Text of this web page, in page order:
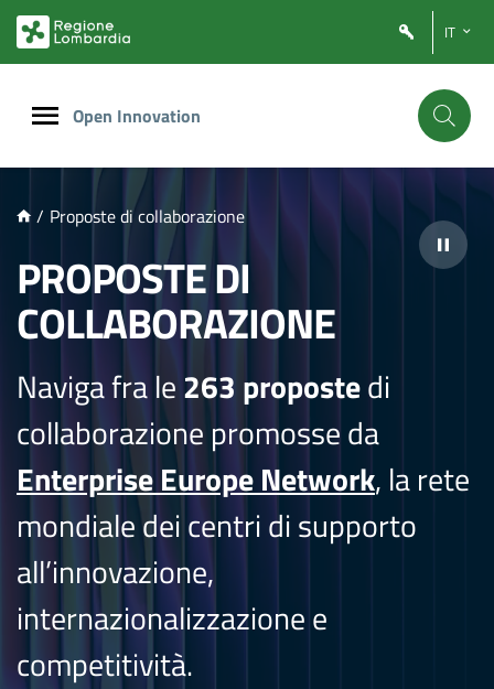
PRINCIPALE
IT
Open Innovation
/ Proposte di collaborazione
PROPOSTE DI
COLLABORAZIONE
Naviga fra le263 propostedi
collaborazione promosse da
Enterprise Europe Network, la rete
mondiale dei centri di supporto
all’innovazione,
internazionalizzazione e
competitività.